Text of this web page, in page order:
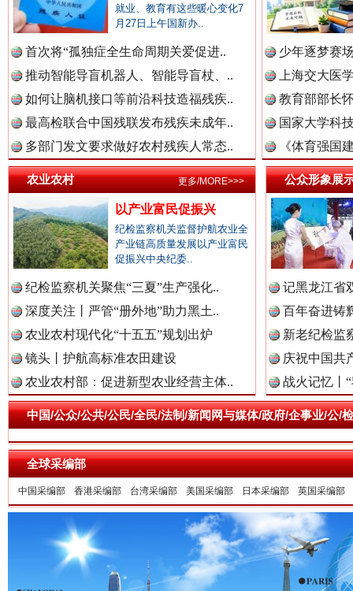
红船起航处 潮起向未来 广州
祁连巍巍树丰碑 高回报
就业、教育有这些暖心变化7
月27日上午国新办..
首次将“孤独症全生命周期关爱促进..
推动智能导盲机器人、智能导盲杖、..
如何让脑机接口等前沿科技造福残疾..
最高检联合中国残联发布残疾未成年..
多部门发文要求做好农村残疾人常态..
少年逐梦赛
上海交大医
教育部部长
国家大学科
《体育强国
农业农村
以产业富民促振兴
纪检监察机关监督护航农业全
产业链高质量发展以产业富民
促振兴中央纪委..
纪检监察机关聚焦“三夏”生产强化..
深度关注丨严管“册外地”助力黑土..
农业农村现代化“十五五”规划出炉
镜头丨护航高标准农田建设
农业农村部：促进新型农业经营主体..
更多/MORE>>> 公众形象展
记黑龙江省
百年奋进铸
新老纪检监
庆祝中国共
战火记忆丨
中国/公众/公共/公民/全民/法制/新闻网与媒体/政府/企事业/公/
全球采编部
中国采编部 香港采编部 台湾采编部 美国采编部 日本采编部 英国采编部